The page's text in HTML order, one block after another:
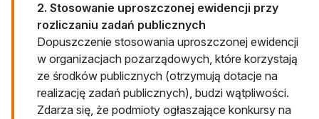
2. Stosowanie uproszczonej ewidencji przy
rozliczaniu zadań publicznych
Dopuszczenie stosowania uproszczonej ewidencji
w organizacjach pozarządowych, które korzystają
ze środków publicznych (otrzymują dotacje na
realizację zadań publicznych), budzi wątpliwości.
Zdarza się, że podmioty ogłaszające konkursy na